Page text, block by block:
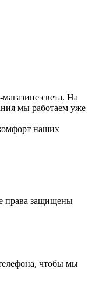
света. На
мы работаем уже
наших
права защищены
чтобы мы